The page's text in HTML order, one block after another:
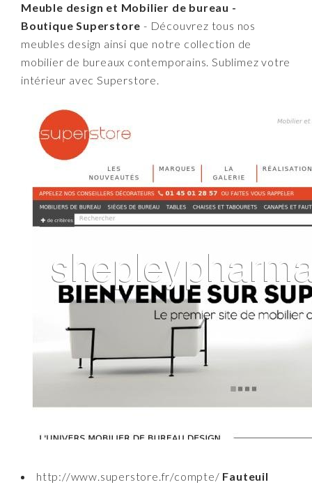
Meuble design et Mobilier de bureau -
Boutique Superstore - Découvrez tous nos
meubles design ainsi que notre collection de
mobilier de bureaux contemporains. Sublimez votre
intérieur avec Superstore.
http://www.superstore.fr/compte/ Fauteuil